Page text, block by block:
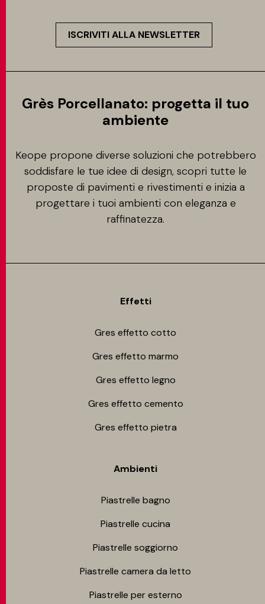
ISCRIVITI ALLA NEWSLETTER
Grès Porcellanato: progetta il tuo
ambiente
Keope propone diverse soluzioni che potrebbero
soddisfare le tue idee di design, scopri tutte le
proposte di pavimenti e rivestimenti e inizia a
progettare i tuoi ambienti con eleganza e
raffinatezza.
Effetti
Gres effetto cotto
Gres effetto marmo
Gres effetto legno
Gres effetto cemento
Gres effetto pietra
Ambienti
Piastrelle bagno
Piastrelle cucina
Piastrelle soggiorno
Piastrelle camera da letto
Piastrelle per esterno